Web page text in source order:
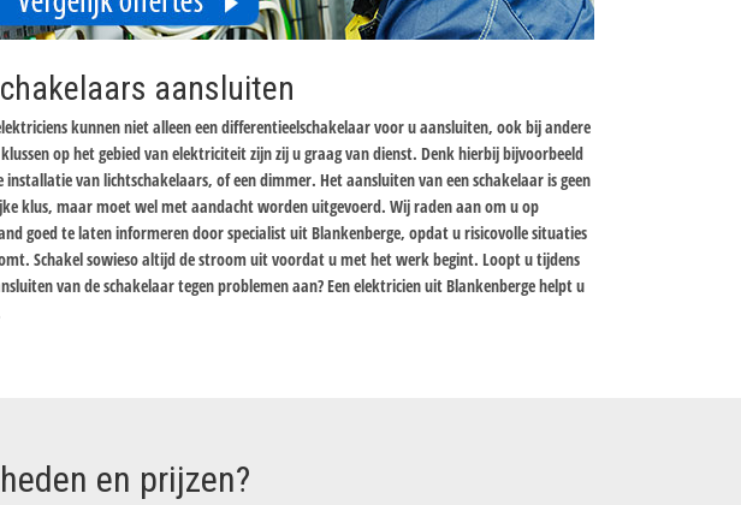
aansluiten
kunnen niet alleen een differentieelschakelaar voor u aansluiten, ook bij andere
op het gebied van elektriciteit zijn zij u graag van dienst. Denk hierbij bijvoorbeeld
installatie van lichtschakelaars, of een dimmer. Het aansluiten van een schakelaar is geen
klus, maar moet wel met aandacht worden uitgevoerd. Wij raden aan om u op
goed te laten informeren door specialist uit Blankenberge, opdat u risicovolle situaties
Schakel sowieso altijd de stroom uit voordat u met het werk begint. Loopt u tijdens
van de schakelaar tegen problemen aan? Een elektricien uit Blankenberge helpt u
en prijzen?